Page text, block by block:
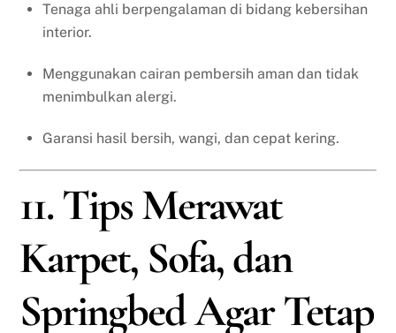
Tenaga ahli berpengalaman di bidang kebersihan
interior.
Menggunakan cairan pembersih aman dan tidak
menimbulkan alergi.
Garansi hasil bersih, wangi, dan cepat kering.
11. Tips Merawat
Karpet, Sofa, dan
Springbed Agar Tetap